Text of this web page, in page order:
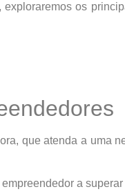
os
que atenda a uma
a